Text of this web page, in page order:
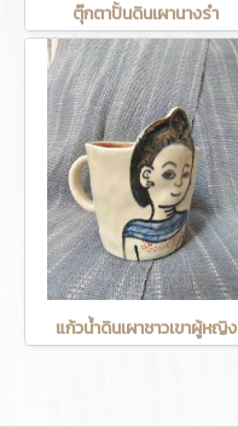
ตุ๊กตาปั้นดินเผานางรำ
แก้วน้ำดินเผาชาวเขาผู้หญิง